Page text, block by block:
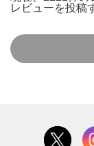
レビューを投稿